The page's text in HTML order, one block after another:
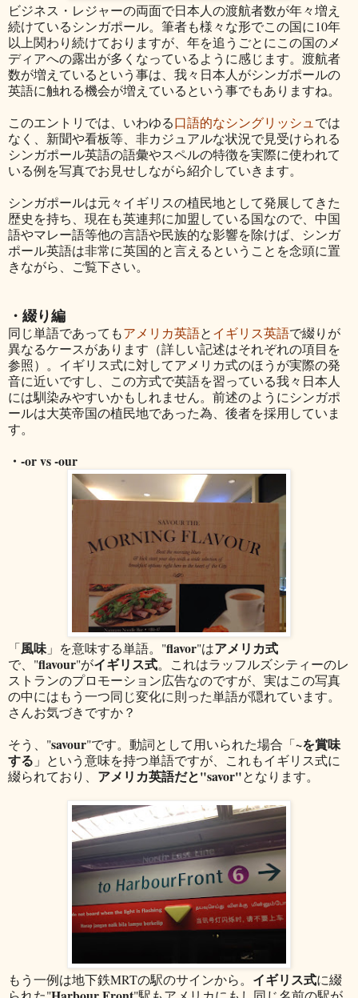
ビジネス・レジャーの両面で日本人の渡航者数が年々増え
続けているシンガポール。筆者も様々な形でこの国に10年
以上関わり続けておりますが、年を追うごとにこの国のメ
ディアへの露出が多くなっているように感じます。渡航者
数が増えているという事は、我々日本人がシンガポールの
英語に触れる機会が増えているという事でもありますね。
このエントリでは、いわゆる口語的なシングリッシュ では
なく、新聞や看板等、非カジュアルな状況で見受けられる
シンガポール英語の語彙やスペルの特徴を実際に使われて
いる例を写真でお見せしながら紹介していきます。
シンガポールは元々イギリスの植民地として発展してきた
歴史を持ち、現在も英連邦に加盟している国なので、中国
語やマレー語等他の言語や民族的な影響を除けば、シンガ
ポール英語は非常に英国的と言えるということを念頭に置
きながら、ご覧下さい。
・綴り編
同じ単語であってもアメリカ英語とイギリス英語で綴りが
異なるケースがあります（詳しい記述はそれぞれの項目を
参照）。イギリス式に対してアメリカ式のほうが実際の発
音に近いですし、この方式で英語を習っている我々日本人
には馴染みやすいかもしれません。前述のようにシンガポ
ールは大英帝国の植民地であった為、後者を採用していま
す。
・-or vs -our
「風味 」を意味する単語。"flavor"はアメリカ式
で、"flavour"がイギリス式。これはラッフルズシティーのレ
ストランのプロモーション広告なのですが、実はこの写真
の中にはもう一つ同じ変化に則った単語が隠れています。
さんお気づきですか？
そう、"savour"です。動詞として用いられた場合「~を賞味
する 」という意味を持つ単語ですが、これもイギリス式に
綴られており、 アメリカ英語だと"savor"となります。
もう一例は地下鉄MRTの駅のサインから。 イギリス式に綴